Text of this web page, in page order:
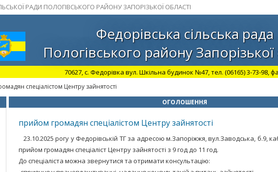
РАДИ ПОЛОГІВСЬКОГО РАЙОНУ ЗАПОРІЗЬКОЇ ОБЛАСТІ
Федорівська сільська рада
Пологівського району Запорізької
70627, с. Федорівка вул. Шкільна будинок №47, тел. (06165) 3-73-98,
спеціалістом Центру зайнятості
ОГОЛОШЕННЯ
прийом громадян спеціалістом Центру зайнятості
23.10.2025 рогу у Федорівській ТГ за адресою м.Запоріжжя, вул.Заводська, б.9,
прийом громадян спеціаліст Центру зайнятості з 9 год до 11 год.
До спеціаліста можна звернутися та отримати консультацію: